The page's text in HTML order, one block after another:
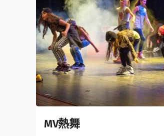
MV熱舞